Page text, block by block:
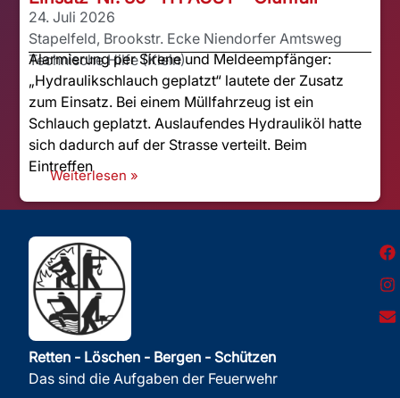
24. Juli 2026
Stapelfeld, Brookstr. Ecke Niendorfer Amtsweg
Technische Hilfe (Klein)
Alarmierung per Sirene und Meldeempfänger:
„Hydraulikschlauch geplatzt“ lautete der Zusatz
zum Einsatz. Bei einem Müllfahrzeug ist ein
Schlauch geplatzt. Auslaufendes Hydrauliköl hatte
sich dadurch auf der Strasse verteilt. Beim
Eintreffen
Weiterlesen »
Retten - Löschen - Bergen - Schützen
Das sind die Aufgaben der Feuerwehr